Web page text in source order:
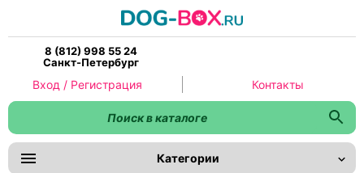
8 (812) 998 55 24
Санкт-Петербург
Категории
Вход / Регистрация Контакты